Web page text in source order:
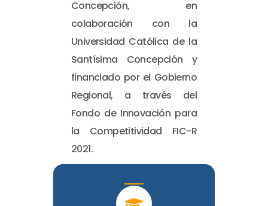
Concepción, en
colaboración con la
Universidad Católica de la
Santísima Concepción y
financiado por el Gobierno
Regional, a través del
Fondo de Innovación para
la Competitividad FIC-R
2021.